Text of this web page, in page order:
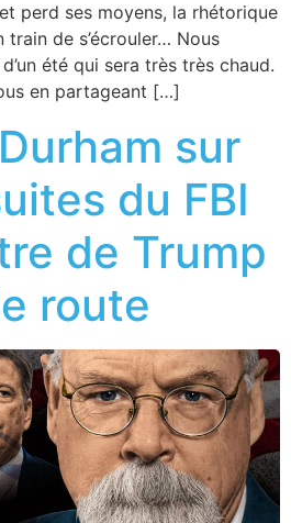
perd ses moyens, la rhétorique
de s’écrouler… Nous
été qui sera très très chaud.
en partageant […]
sur
du FBI
de Trump
route